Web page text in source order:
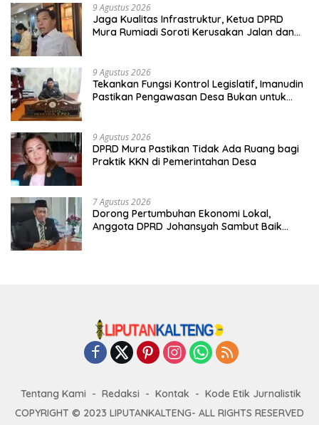
9 Agustus 2026
Jaga Kualitas Infrastruktur, Ketua DPRD
Mura Rumiadi Soroti Kerusakan Jalan dan
9 Agustus 2026
Tekankan Fungsi Kontrol Legislatif, Imanudin
Pastikan Pengawasan Desa Bukan untuk
9 Agustus 2026
DPRD Mura Pastikan Tidak Ada Ruang bagi
Praktik KKN di Pemerintahan Desa
7 Agustus 2026
Dorong Pertumbuhan Ekonomi Lokal,
Anggota DPRD Johansyah Sambut Baik
Tentang Kami Redaksi Kontak
Kode Etik Jurnalistik
COPYRIGHT © 2023 LIPUTANKALTENG- ALL RIGHTS RESERVED